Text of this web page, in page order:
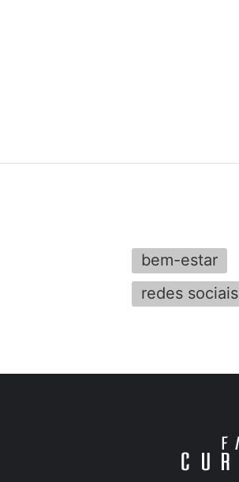
bem-estar
redes sociais